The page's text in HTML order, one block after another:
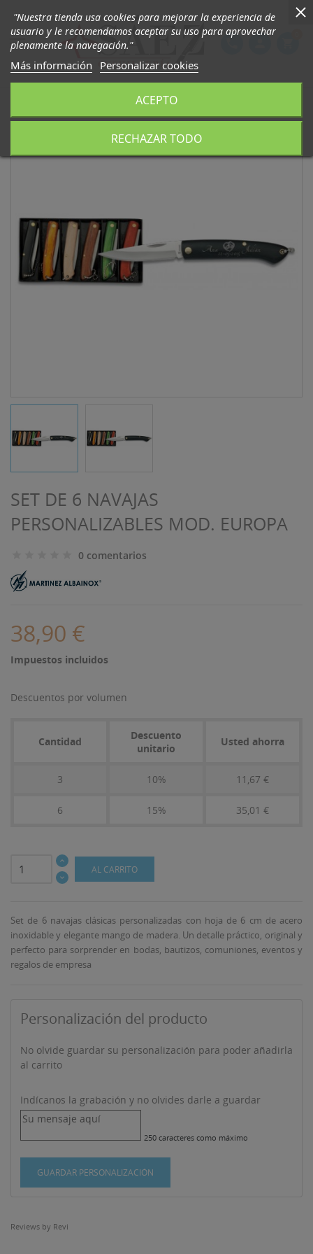

SET DE 6 NAVAJAS
PERSONALIZABLES MOD. EUROPA
0 comentarios
38,90 €
Impuestos incluidos
Descuentos por volumen
Cantidad
Descuento
unitario
Usted ahorra
3 10% 11,67 €
6 15% 35,01 €
AL CARRITO
Set de 6 navajas clásicas personalizadas con hoja de 6 cm de acero
inoxidable y elegante mango de madera. Un detalle práctico, original y
perfecto para sorprender en bodas, bautizos, comuniones, eventos y
regalos de empresa
Personalización del producto
No olvide guardar su personalización para poder añadirla
al carrito
Indícanos la grabación y no olvides darle a guardar
250 caracteres como máximo
GUARDAR PERSONALIZACIÓN
Reviews by Revi
"Nuestra tienda usa cookies para mejorar la experiencia de
usuario y le recomendamos aceptar su uso para aprovechar
plenamente la navegación."
Más información Personalizar cookies
RECHAZAR TODO
ACEPTO